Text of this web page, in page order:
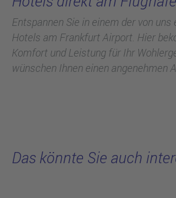
Entspannen Sie in einem der von
Hotels am Frankfurt Airport. Hier
Komfort und Leistung für Ihr
wünschen Ihnen einen angenehmen
Das könnte Sie auch